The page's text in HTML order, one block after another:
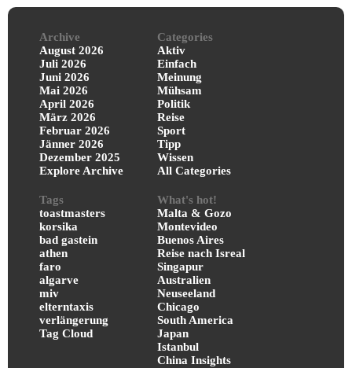
Archive
August 2026
Juli 2026
Juni 2026
Mai 2026
April 2026
März 2026
Februar 2026
Jänner 2026
Dezember 2025
Explore Archive
Categories
Aktiv
Einfach
Meinung
Mühsam
Politik
Reise
Sport
Tipp
Wissen
All Categories
Tags
toastmasters
korsika
bad gastein
athen
faro
algarve
miv
elterntaxis
verlängerung
Tag Cloud
What's hot!
Malta & Gozo
Montevideo
Buenos Aires
Reise nach Isreal
Singapur
Australien
Neuseeland
Chicago
South America
Japan
Istanbul
China Insights